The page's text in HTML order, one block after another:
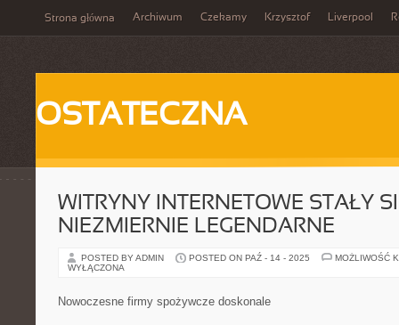
Strona główna Archiwum Czekamy Krzysztof Liverpool
OSTATECZNA
WITRYNY INTERNETOWE STAŁY
NIEZMIERNIE LEGENDARNE
POSTED BY ADMIN POSTED ON PAŹ - 14 - 2025
MOŻLIWOŚĆ
WYŁĄCZONA
Nowoczesne firmy spożywcze doskonale